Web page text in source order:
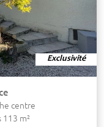
Exclusivité
centre
113 m²